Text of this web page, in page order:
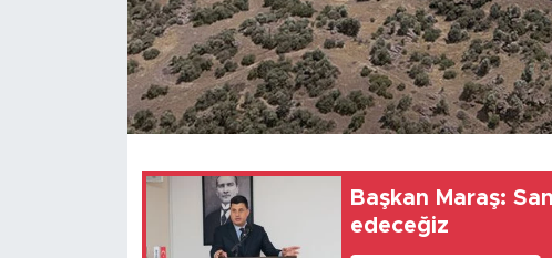
Başkan Maraş: Sanayicimizin sesi olmaya devam
edeceğiz